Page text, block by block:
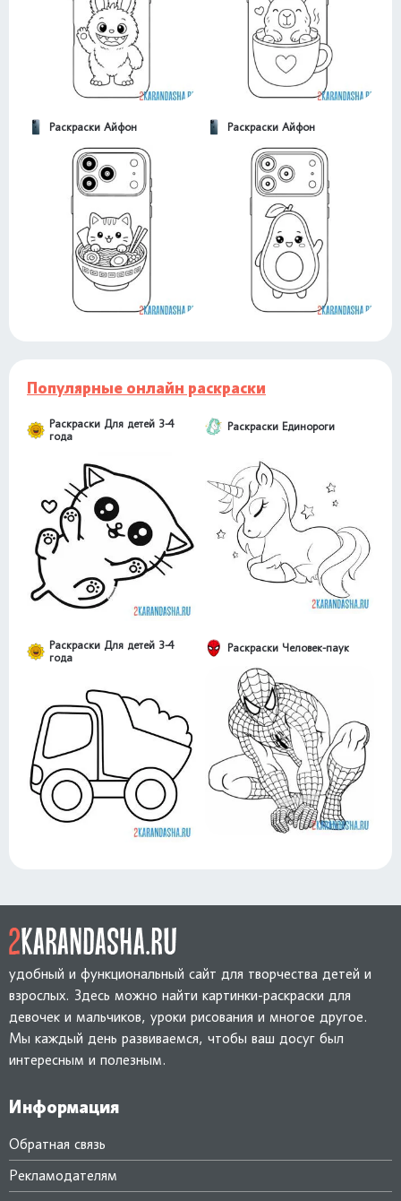
Раскраски Айфон Раскраски Айфон
Популярные онлайн раскраски
Раскраски Для детей 3-4
года
Раскраски Единороги
Раскраски Для детей 3-4
года
Раскраски Человек-паук
удобный и функциональный сайт для творчества детей и
взрослых. Здесь можно найти картинки-раскраски для
девочек и мальчиков, уроки рисования и многое другое.
Мы каждый день развиваемся, чтобы ваш досуг был
интересным и полезным.
Информация
Обратная связь
Рекламодателям